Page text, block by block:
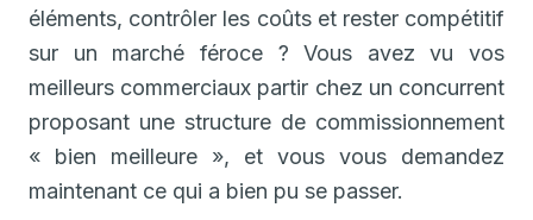
éléments, contrôler les coûts et rester compétitif
sur un marché féroce ? Vous avez vu vos
meilleurs commerciaux partir chez un concurrent
proposant une structure de commissionnement
« bien meilleure », et vous vous demandez
maintenant ce qui a bien pu se passer.